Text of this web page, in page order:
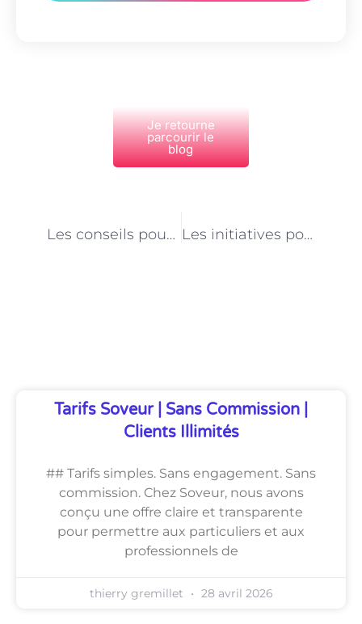
Je retourne
parcourir le
blog
Les conseils pour établir un plan de secours en cas d’incident pendant le transport à Paris Les initiatives pour réduire le stress des animaux lors du transport à Paris
Tarifs Soveur | Sans Commission |
Clients Illimités
## Tarifs simples. Sans engagement. Sans
commission. Chez Soveur, nous avons
conçu une offre claire et transparente
pour permettre aux particuliers et aux
professionnels de
thierry gremillet 28 avril 2026